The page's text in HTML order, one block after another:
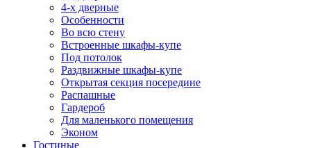
4-х дверные
Особенности
Во всю стену
Встроенные шкафы-купе
Под потолок
Раздвижные шкафы-купе
Открытая секция посередине
Распашные
Гардероб
Для маленького помещения
Эконом
Гостиные